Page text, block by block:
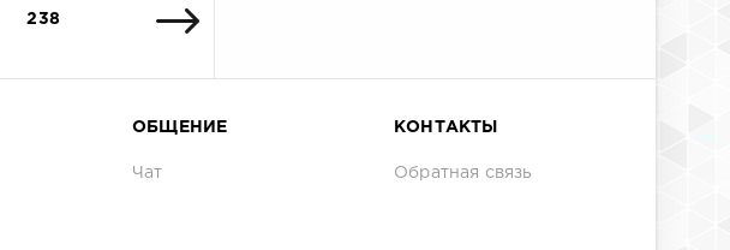
238
ОБЩЕНИЕ
Чат
КОНТАКТЫ
Обратная связь